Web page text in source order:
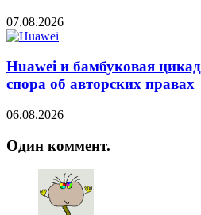
07.08.2026
Huawei и бамбуковая
спора об авторских правах
06.08.2026
Один коммент.